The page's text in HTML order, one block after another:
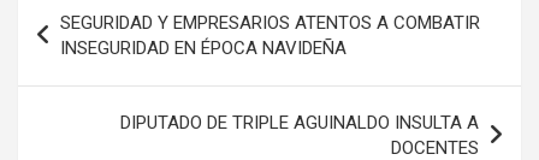
de
entradas
SEGURIDAD Y EMPRESARIOS ATENTOS A COMBATIR
INSEGURIDAD EN ÉPOCA NAVIDEÑA
DIPUTADO DE TRIPLE AGUINALDO INSULTA A
DOCENTES